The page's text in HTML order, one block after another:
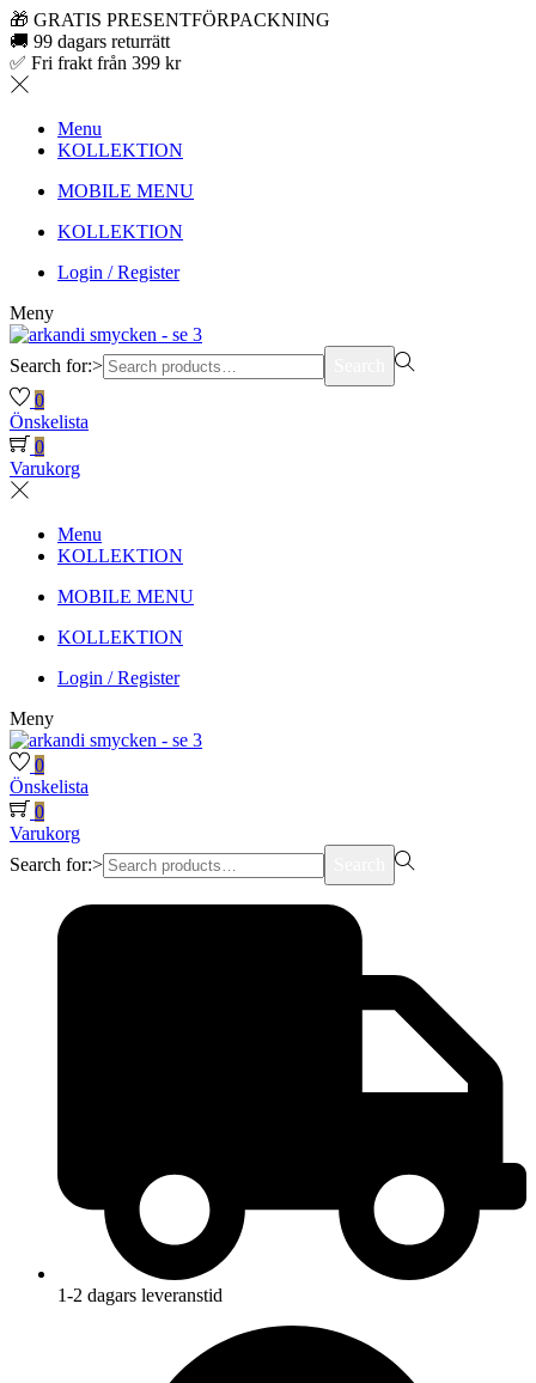
🎁 GRATIS PRESENTFÖRPACKNING
🚚 99 dagars returrätt
✅ Fri frakt från 399 kr
Menu
KOLLEKTION
MOBILE MENU
KOLLEKTION
Login / Register
Meny
Search for:>
0
Önskelista
0
Varukorg
Menu
KOLLEKTION
MOBILE MENU
KOLLEKTION
Login / Register
Meny
0
Önskelista
0
Varukorg
Search for:>
1-2 dagars leveranstid